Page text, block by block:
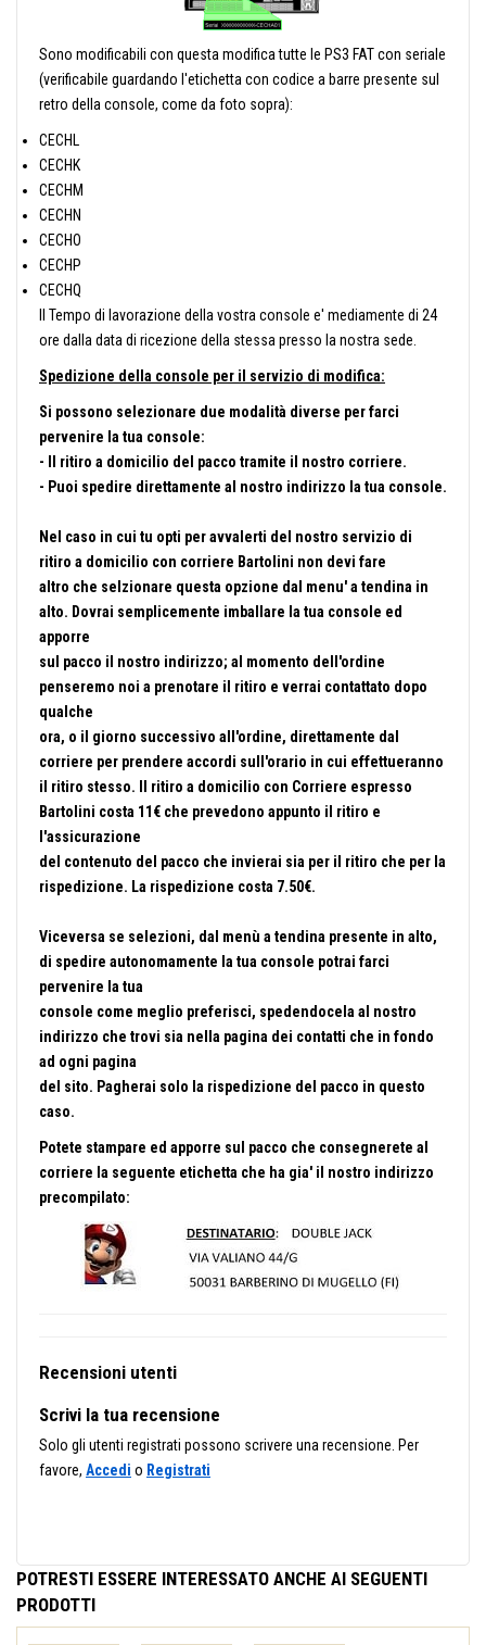
Sono modificabili con questa modifica tutte le PS3 FAT con seriale
(verificabile guardando l'etichetta con codice a barre presente sul
retro della console, come da foto sopra):
CECHL
CECHK
CECHM
CECHN
CECHO
CECHP
CECHQ
Il Tempo di lavorazione della vostra console e' mediamente di 24
ore dalla data di ricezione della stessa presso la nostra sede.
Spedizione della console per il servizio di modifica:
Si possono selezionare due modalità diverse per farci
pervenire la tua console:
- Il ritiro a domicilio del pacco tramite il nostro corriere.
- Puoi spedire direttamente al nostro indirizzo la tua console.
Nel caso in cui tu opti per avvalerti del nostro servizio di
ritiro a domicilio con corriere Bartolini non devi fare
altro che selzionare questa opzione dal menu' a tendina in
alto. Dovrai semplicemente imballare la tua console ed
apporre
sul pacco il nostro indirizzo; al momento dell'ordine
penseremo noi a prenotare il ritiro e verrai contattato dopo
qualche
ora, o il giorno successivo all'ordine, direttamente dal
corriere per prendere accordi sull'orario in cui effettueranno
il ritiro stesso. Il ritiro a domicilio con Corriere espresso
Bartolini costa 11€ che prevedono appunto il ritiro e
l'assicurazione
del contenuto del pacco che invierai sia per il ritiro che per la
rispedizione. La rispedizione costa 7.50€.
Viceversa se selezioni, dal menù a tendina presente in alto,
di spedire autonomamente la tua console potrai farci
pervenire la tua
console come meglio preferisci, spedendocela al nostro
indirizzo che trovi sia nella pagina dei contatti che in fondo
ad ogni pagina
del sito. Pagherai solo la rispedizione del pacco in questo
caso.
Potete stampare ed apporre sul pacco che consegnerete al
corriere la seguente etichetta che ha gia' il nostro indirizzo
precompilato:
Recensioni utenti
Scrivi la tua recensione
Solo gli utenti registrati possono scrivere una recensione. Per
favore, Accedi o Registrati
POTRESTI ESSERE INTERESSATO ANCHE AI SEGUENTI
PRODOTTI